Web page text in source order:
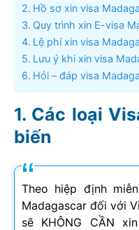
Hồ sơ xin visa
Quy trình xin E-visa
Lệ phí xin visa
Lưu ý khi xin visa
Hỏi – đáp visa
Các loại
biến
Theo hiệp định
Madagascar đối với
sẽ KHÔNG CẦN